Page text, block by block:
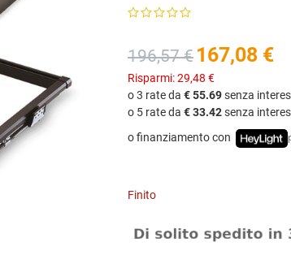
196,57 € 167,08 €
Risparmi:29,48 €
o 3 rate da € 55.69senza
o 5 rate da € 33.42senza
o finanziamento con
Finito